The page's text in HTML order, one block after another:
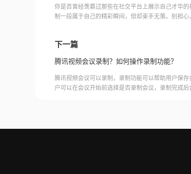
你是否曾经羡慕过那些在社交平台上展示自己才华
制一段属于自己的精彩瞬间，但却束手无策。别担
域，展现出你独特的魅力吧！快来跟随我的步伐，
下一篇
腾讯视频会议录制？如何操作录制功能？
腾讯视频会议可以录制，录制功能可以帮助用户保
户可以在会议开始前选择是否录制会议，录制完成